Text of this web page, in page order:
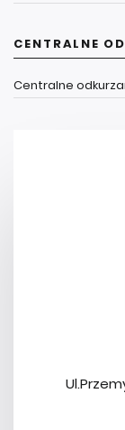
CENTRALNE
Centralne